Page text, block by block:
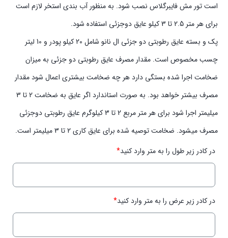
است تور مش فایبرگلاس نصب شود. به منظور آب بندی استخر لازم است
برای هر متر 2.5 تا 3 کیلو عایق دوجزئی استفاده شود.
پک و بسته عایق رطوبتی دو جزئی ال نانو شامل 20 کیلو پودر و 10 لیتر
چسب مخصوص است. مقدار مصرف عایق رطوبتی دو جزئی به میزان
ضخامت اجرا شده بستگی دارد هر چه ضخامت بیشتری اعمال شود مقدار
مصرف بیشتر خواهد بود. به صورت استاندارد اگر عایق به ضخامت 2 تا 3
میلیمتر اجرا شود برای هر متر مربع 2 تا 3 کیلوگرم عایق رطوبتی دوجزئی
مصرف میشود. ضخامت توصیه شده برای عایق کاری 2 تا 3 میلیمتر است.
در کادر زیر طول را به متر وارد کنید*
در کادر زیر عرض را به متر وارد کنید*